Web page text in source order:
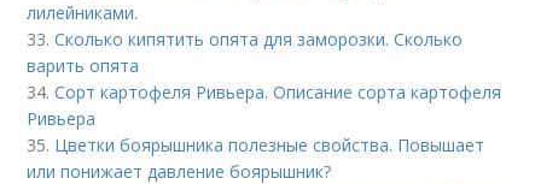
лилейниками.
33.Сколько кипятить опята для заморозки. Сколько
варить опята
34.Сорт картофеля Ривьера. Описание сорта картофеля
Ривьера
35. Цветки боярышника полезные свойства. Повышает
или понижает давление боярышник?